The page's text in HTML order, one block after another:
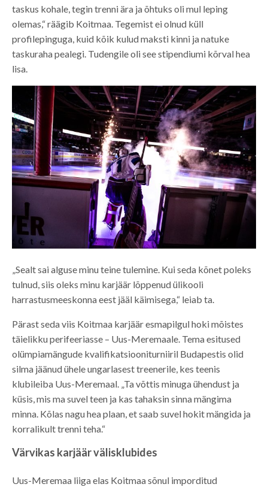
taskus kohale, tegin trenni ära ja õhtuks oli mul leping
olemas,“ räägib Koitmaa. Tegemist ei olnud küll
profilepinguga, kuid kõik kulud maksti kinni ja natuke
taskuraha pealegi. Tudengile oli see stipendiumi kõrval hea
lisa.
„Sealt sai alguse minu teine tulemine. Kui seda kõnet poleks
tulnud, siis oleks minu karjäär lõppenud ülikooli
harrastusmeeskonna eest jääl käimisega,“ leiab ta.
Pärast seda viis Koitmaa karjäär esmapilgul hoki mõistes
täielikku perifeeriasse – Uus-Meremaale. Tema esitused
olümpiamängude kvalifikatsiooniturniiril Budapestis olid
silma jäänud ühele ungarlasest treenerile, kes teenis
klubileiba Uus-Meremaal. „Ta võttis minuga ühendust ja
küsis, mis ma suvel teen ja kas tahaksin sinna mängima
minna. Kõlas nagu hea plaan, et saab suvel hokit mängida ja
korralikult trenni teha.“
Värvikas karjäär välisklubides
Uus-Meremaa liiga elas Koitmaa sõnul imporditud